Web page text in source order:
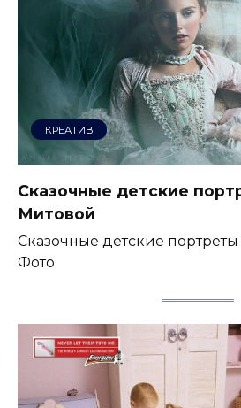
КРЕАТИВ
Сказочные детские
Митовой
Сказочные детские
Фото.